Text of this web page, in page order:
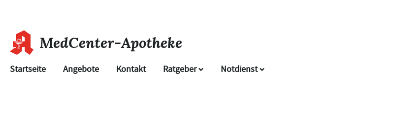
MedCenter-Apotheke
Startseite Angebote Kontakt Ratgeber Notdienst